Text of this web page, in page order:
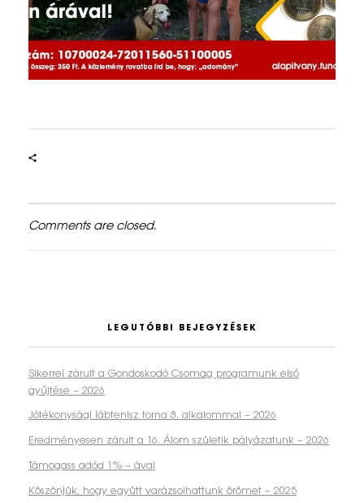
Comments are closed.
LEGUTÓBBI BEJEGYZÉSEK
Sikerrel zárult a Gondoskodó Csomag programunk első
gyűjtése – 2026
Jótékonysági lábtenisz torna 8. alkalommal – 2026
Eredményesen zárult a 16. Álom születik pályázatunk – 2026
Támogass adód 1% – ával
Köszönjük, hogy együtt varázsolhattunk örömet – 2025